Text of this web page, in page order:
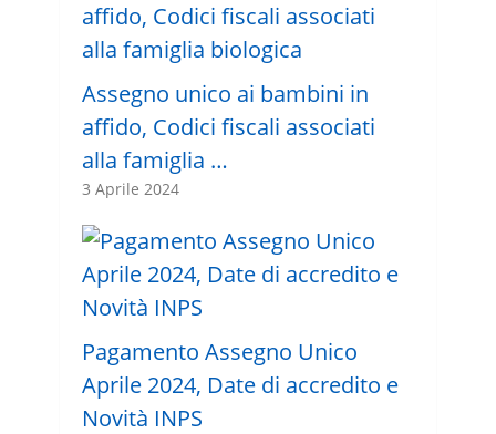
Assegno unico ai bambini in
affido, Codici fiscali associati
alla famiglia …
3 Aprile 2024
Pagamento Assegno Unico
Aprile 2024, Date di accredito e
Novità INPS